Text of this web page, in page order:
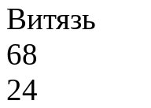
Витязь
68
24